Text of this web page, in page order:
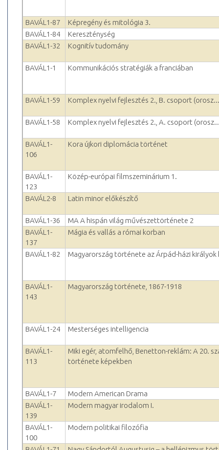
BAVÁL1-87
Képregény és mitológia 3.
BAVÁL1-84
Kereszténység
BAVÁL1-32
Kognitív tudomány
BAVÁL1-1 Kommunikációs stratégiák a franciában
BAVÁL1-59 Komplex nyelvi fejlesztés 2., B. csoport (orosz...
BAVÁL1-58 Komplex nyelvi fejlesztés 2., A. csoport
BAVÁL1-
106
Kora újkori diplomácia történet
BAVÁL1-
123
Közép-európai filmszeminárium 1.
BAVÁL2-8 Latin minor előkészítő
BAVÁL1-36
MA A hispán világ művészettörténete 2
BAVÁL1-
137
Mágia és vallás a római korban
BAVÁL1-82 Magyarország története az Árpád-házi királyok
BAVÁL1-
143
Magyarország története, 1867-1918
BAVÁL1-24 Mesterséges intelligencia
BAVÁL1-
113
Miki egér, atomfelhő, Benetton-reklám: A 20.
története képekben
BAVÁL1-7
Modern American Drama
BAVÁL1-
139
Modern magyar irodalom I.
BAVÁL1-
100
Modern politikai filozófia